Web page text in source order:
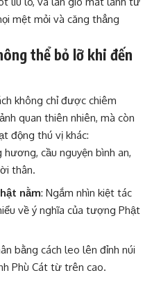
mệt mỏi và căng thẳng
thể bỏ lỡ khi đến
không chỉ được chiêm
quan thiên nhiên, mà còn
động thú vị khác:
hương, cầu nguyện bình an,
thân.
nằm: Ngắm nhìn kiệt tác
về ý nghĩa của tượng Phật
bằng cách leo lên đỉnh núi
Phù Cát từ trên cao.